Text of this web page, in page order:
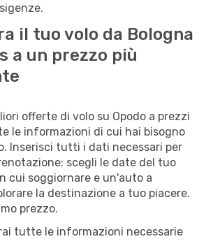
il tuo volo da Bologna
a un prezzo più
offerte di volo su Opodo a prezzi
le informazioni di cui hai bisogno
Inserisci tutti i dati necessari per
scegli le date del tuo
cui soggiornare e un'auto a
la destinazione a tuo piacere.
prezzo.
tutte le informazioni necessarie